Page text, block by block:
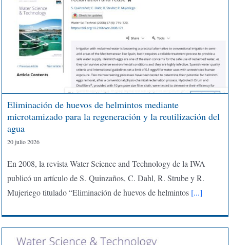
Eliminación de huevos de helmintos mediante
microtamizado para la regeneración y la reutilización del
agua
20 julio 2026
En 2008, la revista Water Science and Technology de la IWA
publicó un artículo de S. Quinzaños, C. Dahl, R. Strube y R.
Mujeriego titulado “Eliminación de huevos de helmintos[...]